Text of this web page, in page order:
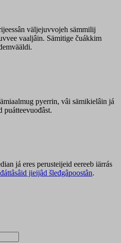
väljejuvvojeh sämmilij
vaaljâin. Sämitige čuákkim
pyerrin, vâi sämikielâin já
já eres perusteijeid eereeb iärrás
jieijâd šleđgâpoostân.